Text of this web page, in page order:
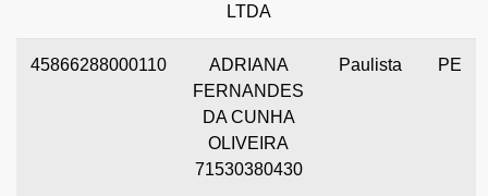
LTDA
45866288000110
ADRIANA
FERNANDES
DA CUNHA
OLIVEIRA
71530380430
Paulista PE